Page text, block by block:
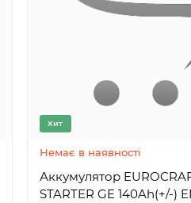
Хит
Немає в наявності
Аккумулятор
STARTER GE 140Ah(+/-)